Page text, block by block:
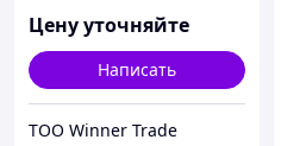
Цену уточняйте
Написать
ТОО Winner Trade